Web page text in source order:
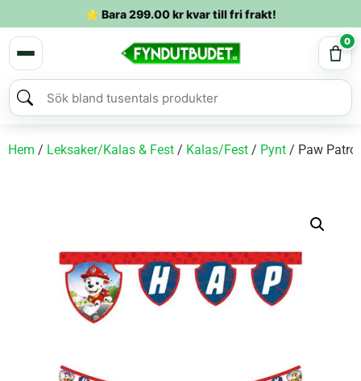
⭐ Bara299.00krkvar till fri frakt!
0
Hem / Leksaker/Kalas & Fest / Kalas/Fest / Pynt / Paw